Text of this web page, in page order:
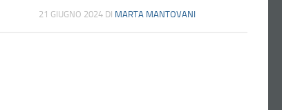
21 GIUGNO 2024 DI MARTA MANTOVANI